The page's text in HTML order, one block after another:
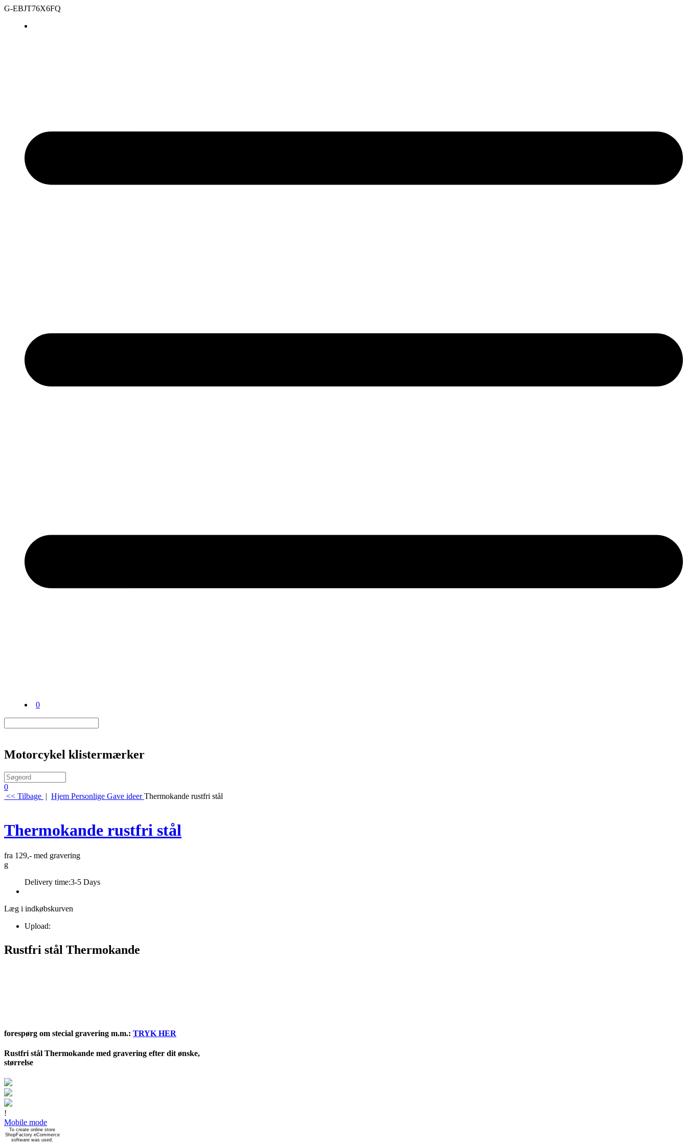
G-EBJT76X6FQ
0
Motorcykel klistermærker
0
<< Tilbage | Hjem Personlige Gave ideer Thermokande rustfri stål
Thermokande rustfri stål
fra 129,- med gravering
g
Delivery time:3-5 Days
Læg i indkøbskurven
Upload:
Rustfri stål Thermokande
forespørg om stecial gravering m.m.: TRYK HER
Rustfri stål Thermokande med gravering efter dit ønske,
størrelse
!
Mobile mode
To create online store
ShopFactory eCommerce
software was used.